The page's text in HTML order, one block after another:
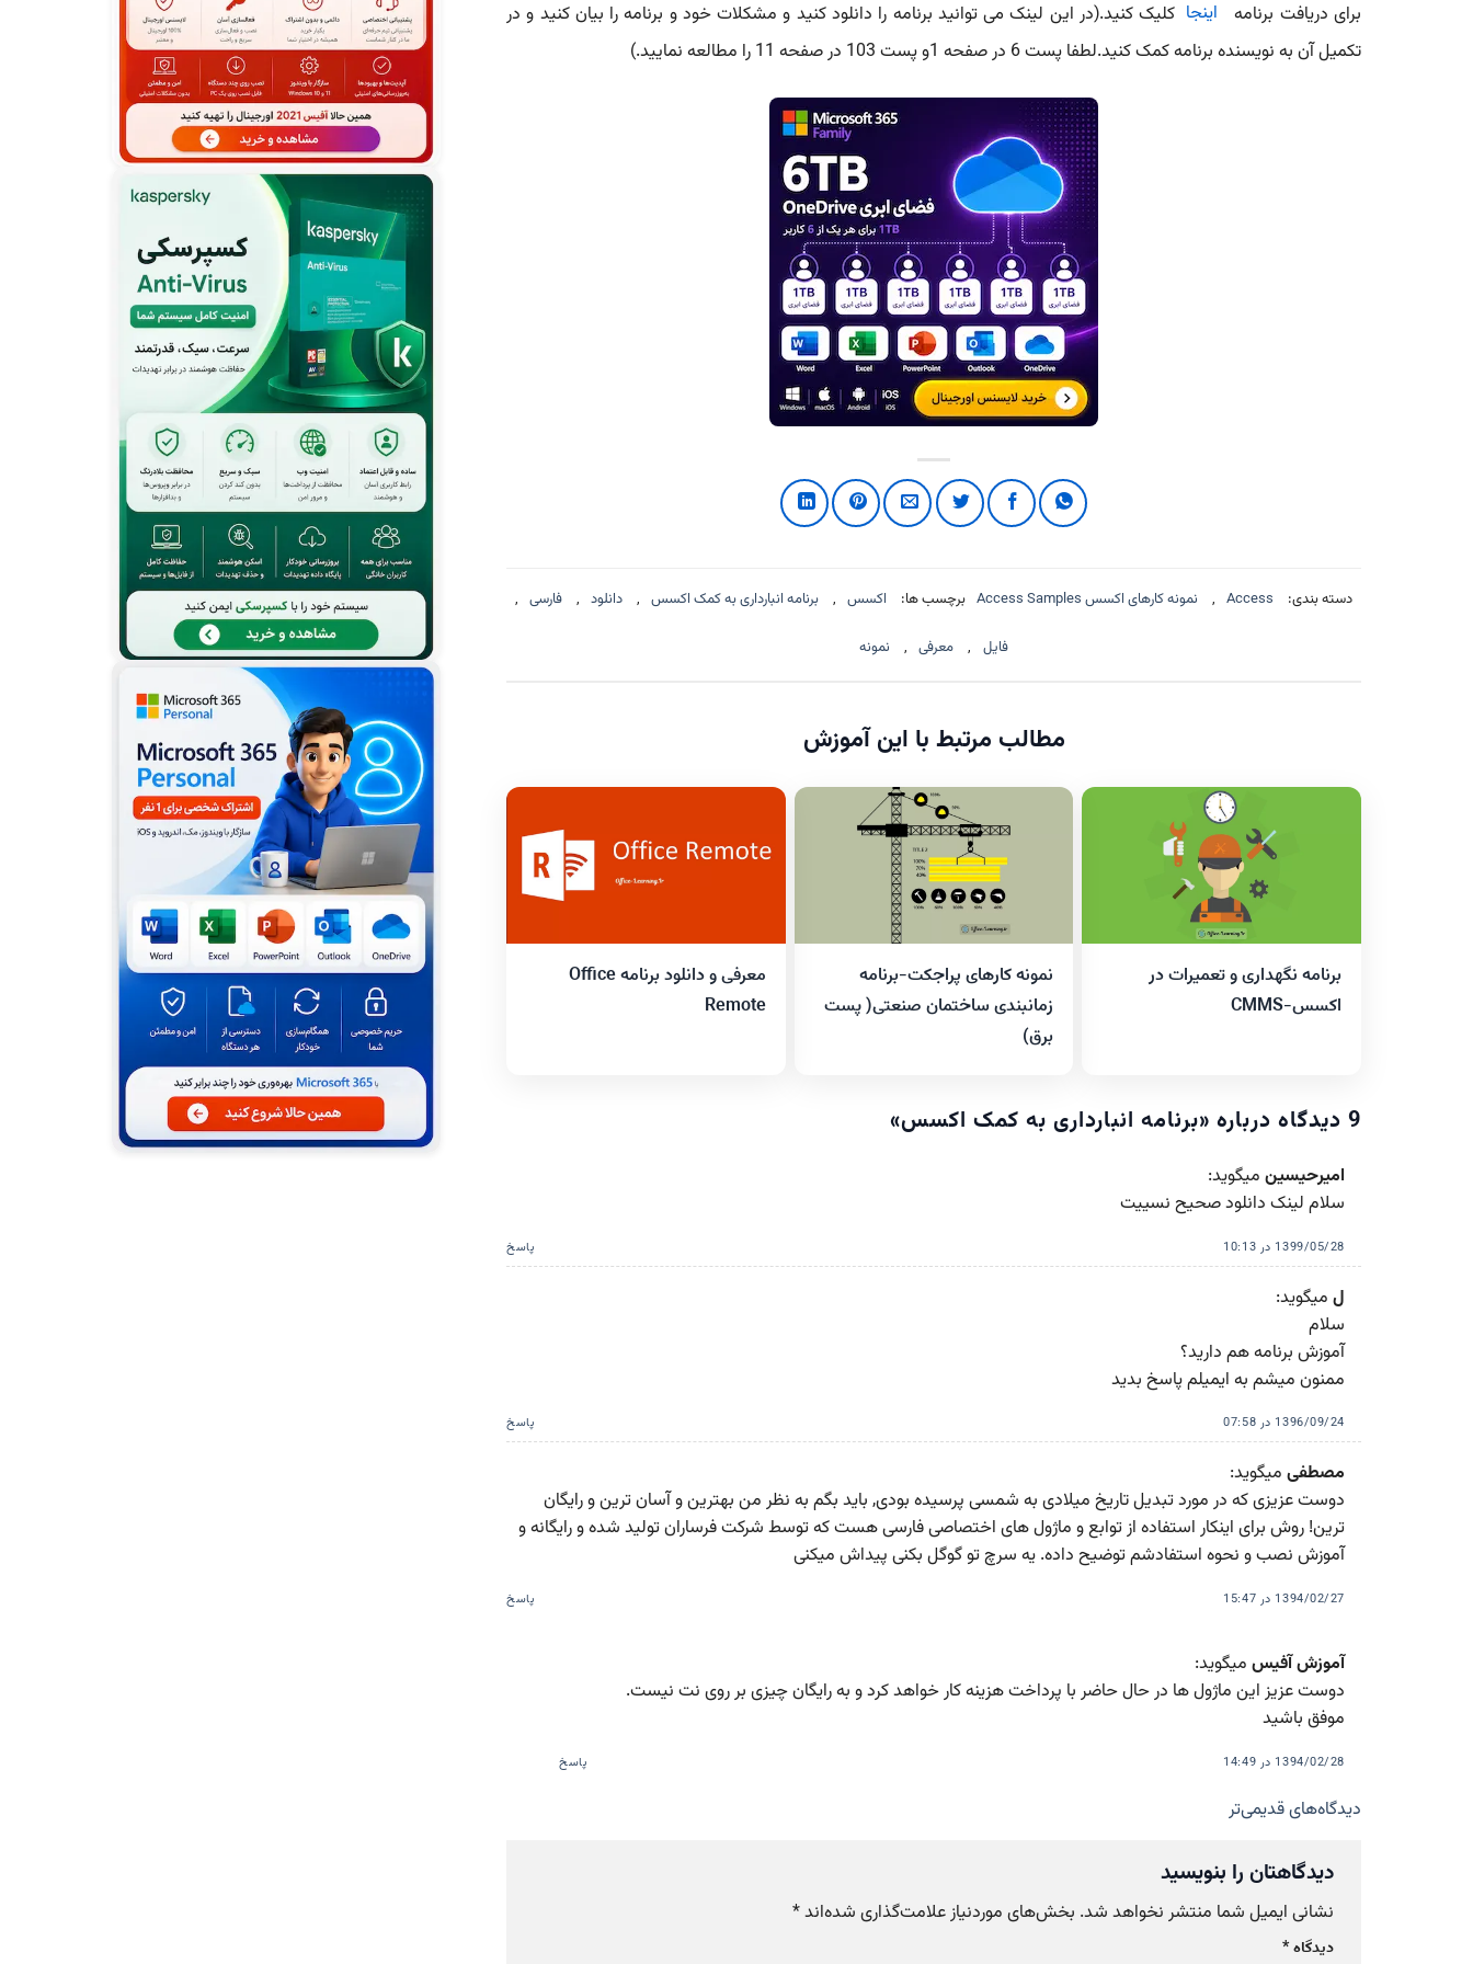
برای دریافت برنامه اینجا کلیک کنید.(در این لینک می توانید برنامه را دانلود کنید و مشکلات خود و برنامه را بیان کنید و در
تکمیل آن به نویسنده برنامه کمک کنید.لطفا پست 6 در صفحه 1و پست 103 در صفحه 11 را مطالعه نمایید.)
دسته بندی: Access
, نمونه کارهای اکسس Access Samples برچسب ها: اکسس , برنامه انبارداری به کمک اکسس , دانلود , فارسی ,
فایل , معرفی , نمونه
مطالب مرتبط با این آموزش
برنامه نگهداری و تعمیرات در
اکسس-CMMS
نمونه کارهای پراجکت-برنامه
زمانبندی ساختمان صنعتی( پست
برق)
معرفی و دانلود برنامه Office
Remote
9 دیدگاه درباره « برنامه انبارداری به کمک اکسس»
امیرحیسین میگوید:
سلام لینک دانلود صحیح نسییت
1399/05/28 در 10:13 پاسخ
ل میگوید:
سلام
آموزش برنامه هم دارید؟
ممنون میشم به ایمیلم پاسخ بدید
1396/09/24 در 07:58 پاسخ
مصطفی میگوید:
دوست عزیزی که در مورد تبدیل تاریخ میلادی به شمسی پرسیده بودی, باید بگم به نظر من بهترین و آسان ترین و رایگان
ترین! روش برای اینکار استفاده از توابع و ماژول های اختصاصی فارسی هست که توسط شرکت فرساران تولید شده و رایگانه و
آموزش نصب و نحوه استفادشم توضیح داده. یه سرچ تو گوگل بکنی پیداش میکنی
1394/02/27 در 15:47 پاسخ
آموزش آفیس میگوید:
دوست عزیز این ماژول ها در حال حاضر با پرداخت هزینه کار خواهد کرد و به رایگان چیزی بر روی نت نیست.
موفق باشید
1394/02/28 در 14:49 پاسخ
ناوبری
دیدگاه‌ها
دیدگاه‌های قدیمی‌تر
دیدگاهتان را بنویسید
نشانی ایمیل شما منتشر نخواهد شد. بخش‌های موردنیاز علامت‌گذاری شده‌اند*
دیدگاه*